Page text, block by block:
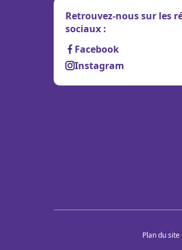
Retrouvez-nous sur les
sociaux :
Facebook
Instagram
Plan du site